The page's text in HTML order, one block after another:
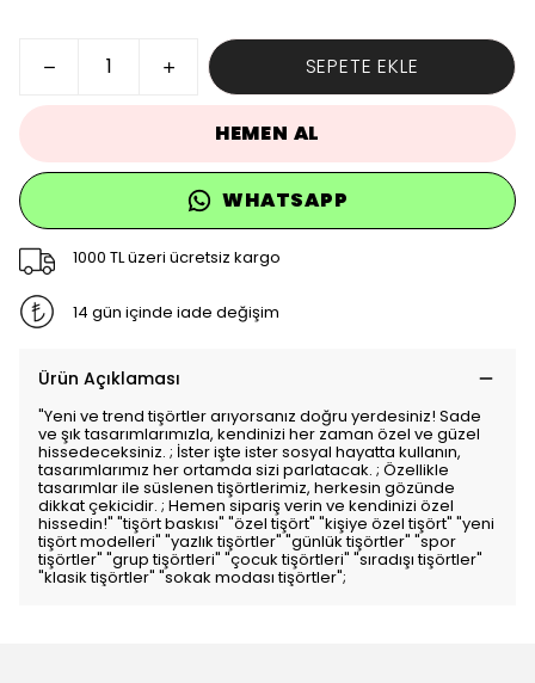
SEPETE EKLE
HEMEN AL
WHATSAPP
1000 TL üzeri ücretsiz kargo
14 gün içinde iade değişim
Ürün Açıklaması
"Yeni ve trend tişörtler arıyorsanız doğru yerdesiniz! Sade
ve şık tasarımlarımızla, kendinizi her zaman özel ve güzel
hissedeceksiniz. ; İster işte ister sosyal hayatta kullanın,
tasarımlarımız her ortamda sizi parlatacak. ; Özellikle
tasarımlar ile süslenen tişörtlerimiz, herkesin gözünde
dikkat çekicidir. ; Hemen sipariş verin ve kendinizi özel
hissedin!" "tişört baskısı" "özel tişört" "kişiye özel tişört" "yeni
tişört modelleri" "yazlık tişörtler" "günlük tişörtler" "spor
tişörtler" "grup tişörtleri" "çocuk tişörtleri" "sıradışı tişörtler"
"klasik tişörtler" "sokak modası tişörtler";